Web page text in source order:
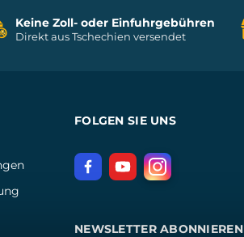
Keine Zoll- oder Einfuhrgebühren
Direkt aus Tschechien versendet
FOLGEN SIE UNS
NEWSLETTER ABONNIEREN